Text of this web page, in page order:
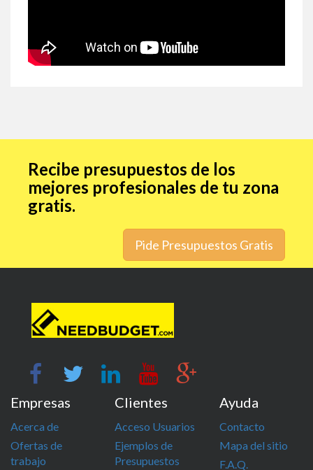
Recibe presupuestos de los
mejores profesionales de tu zona
gratis.
Pide Presupuestos Gratis
Empresas
Acerca de
Ofertas de
trabajo
Clientes
Acceso Usuarios
Ejemplos de
Presupuestos
Ayuda
Contacto
Mapa del sitio
F.A.Q.